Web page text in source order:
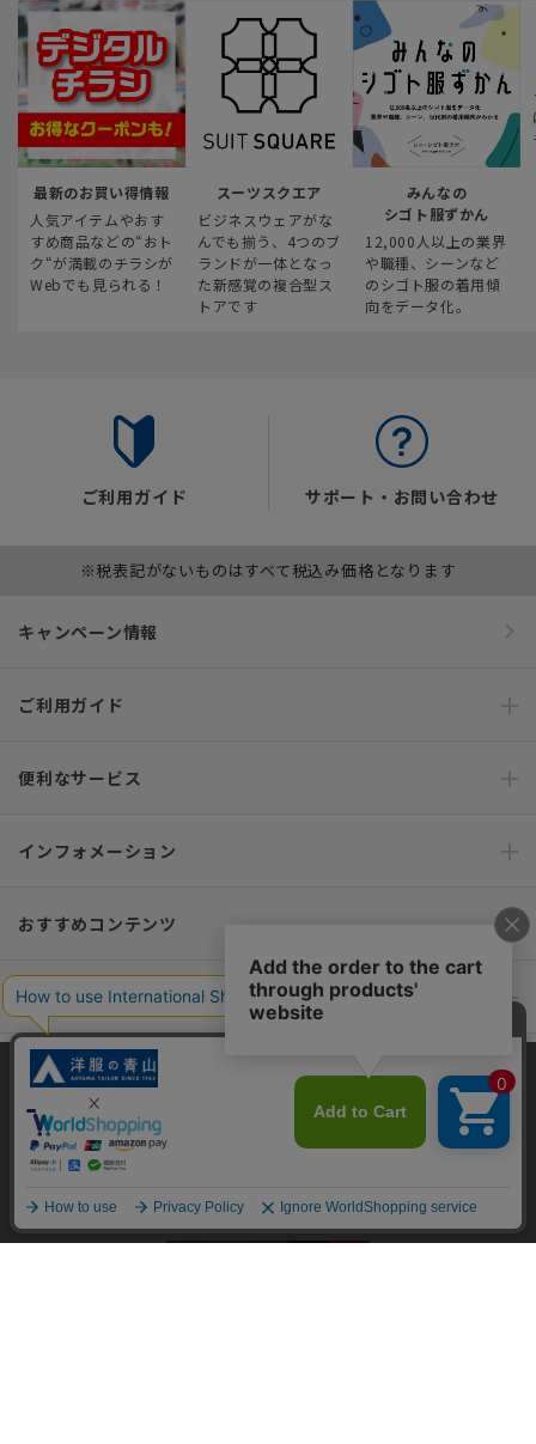
最新のお買い得情報
人気アイテムやおす
すめ商品などの“おト
ク“が満載のチラシが
Webでも見られる！
スーツスクエア
ビジネスウェアがな
んでも揃う、4つのブ
ランドが一体となっ
た新感覚の複合型ス
トアです
みんなの
シゴト服ずかん
12,000人以上の業界
や職種、シーンなど
のシゴト服の着用傾
向をデータ化。
ご利用ガイド サポート・お問い合わせ
※税表記がないものはすべて税込み価格となります
キャンペーン情報
ご利用ガイド
便利なサービス
インフォメーション
おすすめコンテンツ
ポリシー・企業情報
オーダースーツなら SHITATE
OFFICIAL SNS
当サイトでは、快適な閲覧体験とコンテンツ改善のためにCookieを使用
しています。閲覧を続けることで、Cookieの使用に同意したものとみな
します。詳細については
同意して閉じる